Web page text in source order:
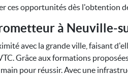
ces opportunités dès l'obtention
à Neuville-
avec la grande ville, faisant
Grâce aux formations
pour réussir. Avec une